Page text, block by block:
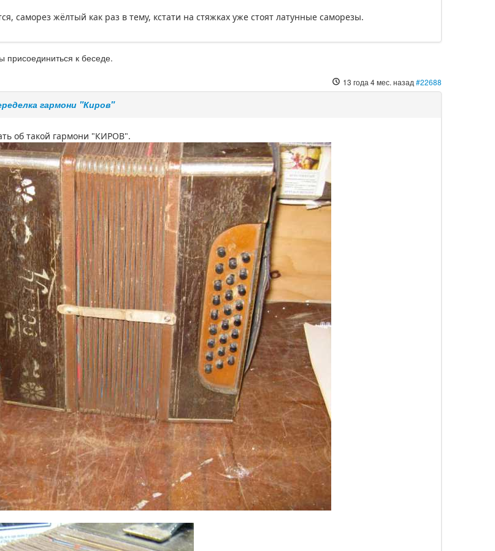
саморез жёлтый как раз в тему, кстати на стяжках уже стоят латунные саморезы.
присоединиться к беседе.
13 года 4 мес. назад #22688
гармони "Киров"
об такой гармони "КИРОВ".